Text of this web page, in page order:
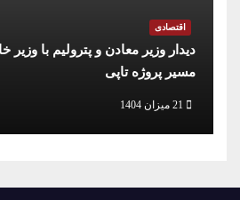
اقتصادی
دیدار وزیر معادن و پترولیم با وزیر
مسیر پروژه تاپی
21 میزان 1404